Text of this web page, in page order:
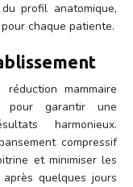
profil anatomique,
chaque patiente.
mammaire
pour garantir une
harmonieux.
compressif
et minimiser les
quelques jours